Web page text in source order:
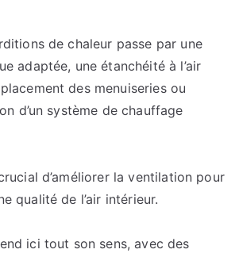
de chaleur passe par une
adaptée, une étanchéité à l’air
des menuiseries ou
d’un système de chauffage
d’améliorer la ventilation pour
qualité de l’air intérieur.
ici tout son sens, avec des